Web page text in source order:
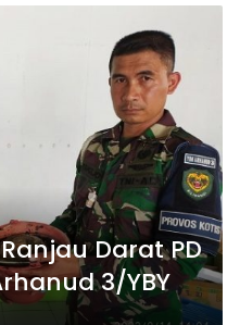
Darat PD
3/YBY